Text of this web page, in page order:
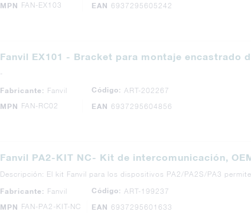
MPN FAN-EX103 EAN 6937295605242
Fanvil EX101 - Bracket para montaje encastrado
-
Fabricante: Fanvil Código: ART-202267
MPN FAN-RC02 EAN 6937295604856
Fanvil PA2-KIT NC- Kit de intercomunicación,
Descripción: El kit Fanvil para los dispositivos PA2/PA2S/PA3
Fabricante: Fanvil Código: ART-199237
MPN FAN-PA2-KIT-NC EAN 6937295601633